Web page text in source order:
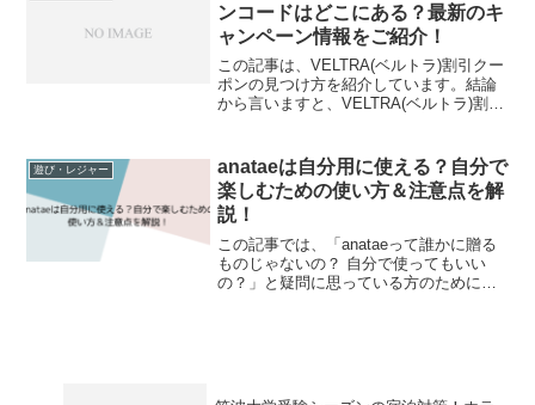
ンコードはどこにある？最新のキ
ャンペーン情報をご紹介！
この記事は、VELTRA(ベルトラ)割引クー
ポンの見つけ方を紹介しています。結論
から言いますと、VELTRA(ベルトラ)割引
引されたキャンペーン開催中のプラン一
覧が出て...
遊び・レジャー
anataeは自分用に使える？自分で
楽しむための使い方＆注意点を解
説！
この記事では、「anataeって誰かに贈る
ものじゃないの？ 自分で使ってもいい
の？」と疑問に思っている方のために、